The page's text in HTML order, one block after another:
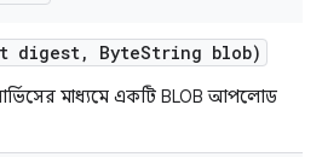
digest, ByteString blob)
মাধ্যমে একটি BLOB আপলোড